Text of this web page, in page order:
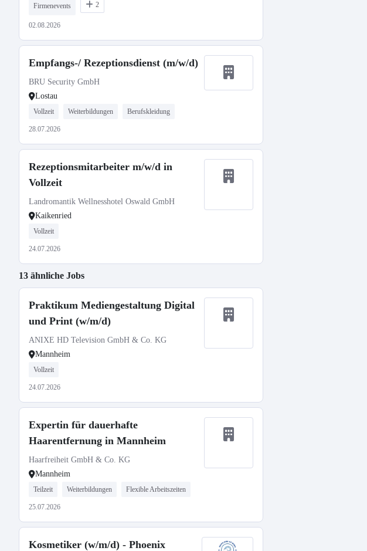
Firmenevents 2
02.08.2026
Empfangs-/ Rezeptionsdienst (m/w/d)
BRU Security GmbH
Lostau
Vollzeit Weiterbildungen Berufskleidung
28.07.2026
Rezeptionsmitarbeiter m/w/d in
Vollzeit
Landromantik Wellnesshotel Oswald GmbH
Kaikenried
Vollzeit
24.07.2026
13 ähnliche Jobs
Praktikum Mediengestaltung Digital
und Print (w/m/d)
ANIXE HD Television GmbH & Co. KG
Mannheim
Vollzeit
24.07.2026
Expertin für dauerhafte
Haarentfernung in Mannheim
Haarfreiheit GmbH & Co. KG
Mannheim
Teilzeit Weiterbildungen Flexible Arbeitszeiten
25.07.2026
Kosmetiker (w/m/d) - Phoenix